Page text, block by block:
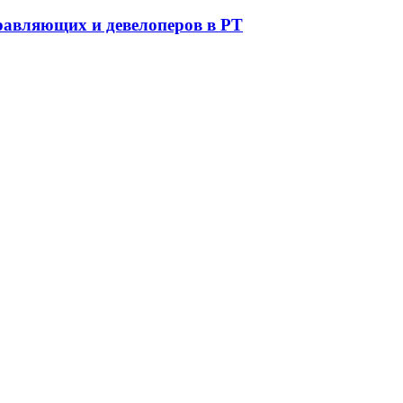
и девелоперов в РТ